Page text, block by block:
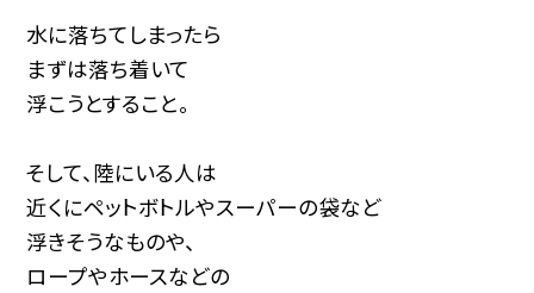
水に落ちてしまったら
まずは落ち着いて
浮こうとすること。
そして、陸にいる人は
近くにペットボトルやスーパーの袋など
浮きそうなものや、
ロープやホースなどの